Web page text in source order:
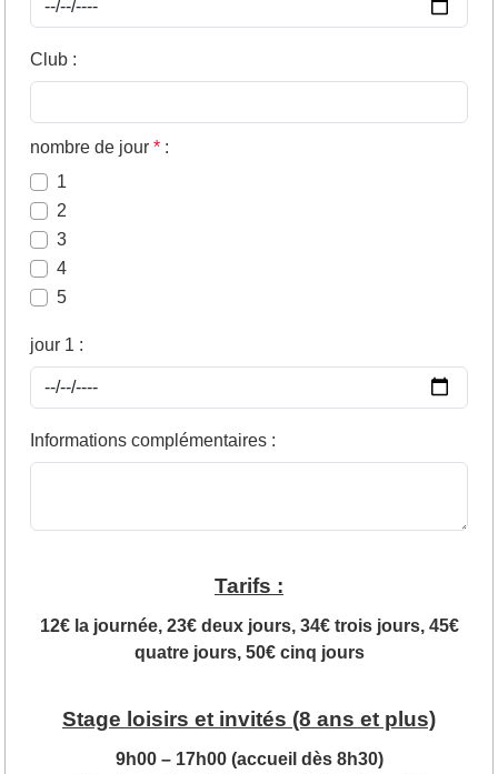
Club :
nombre de jour * :
1
2
3
4
5
jour 1 :
Informations complémentaires :
Tarifs :
12€ la journée, 23€ deux jours, 34€ trois jours, 45€
quatre jours, 50€ cinq jours
Stage loisirs et invités (8 ans et plus)
9h00 – 17h00 (accueil dès 8h30)